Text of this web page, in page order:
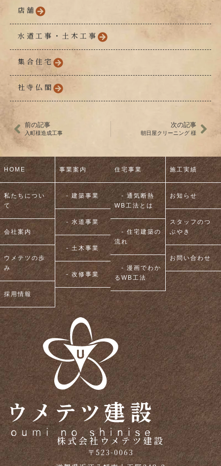
店舗
水道工事・土木工事
集合住宅
社寺仏閣
前の記事
入町様造成工事
次の記事
朝日屋クリーニング 様
株式会社ウメテツ建設
〒523-0063
HOME
私たちについ
て
会社案内
ウメテツの歩
み
採用情報
事業案内
- 建築事業
- 水道事業
- 土木事業
- 改修事業
住宅事業
- 通気断熱
WB工法とは
- 住宅建築の
流れ
- 漫画でわか
るWB工法
施工実績
お知らせ
スタッフのつ
ぶやき
お問い合わせ